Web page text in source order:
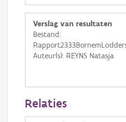
Basis Lagen
Ortho
GRB-Basiskaart
GRB-Basiskaart in
Verslag van resultaten
Bestand:
Auteur(s): REYNS Natasja
Relaties